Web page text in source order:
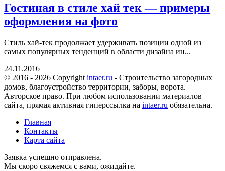
Гостиная в стиле хай тек — примеры
оформления на фото
Стиль хай-тек продолжает удерживать позиции одной из
самых популярных тенденций в области дизайна ин...
24.11.2016
© 2016 - 2026 Copyright intaer.ru - Cтроительство загородных
домов, благоустройство территории, заборы, ворота.
Авторское право. При любом использовании материалов
сайта, прямая активная гиперссылка на intaer.ru обязательна.
Главная
Контакты
Карта сайта
Заявка успешно отправлена.
Мы скоро свяжемся с вами, ожидайте.